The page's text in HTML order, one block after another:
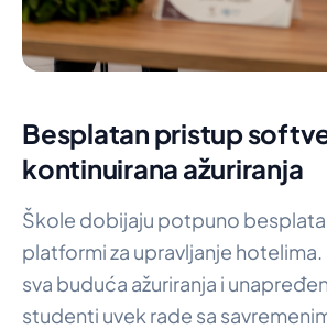
Besplatan pristup
kontinuirana ažuriranja
Škole dobijaju potpuno
platformi za upravljanje hotelima.
sva buduća ažuriranja i
studenti uvek rade sa